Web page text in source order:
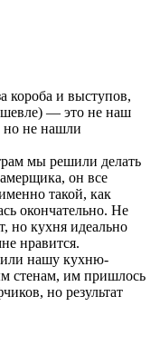
короба и выступов,
— это не наш
не нашли
мы решили делать
он все
такой, как
окончательно. Не
но кухня идеально
нравится.
нашу кухню-
стенам, им пришлось
но результат